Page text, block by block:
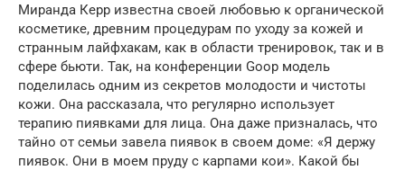
Миранда Керр известна своей любовью к органической
косметике, древним процедурам по уходу за кожей и
странным лайфхакам, как в области тренировок, так и в
сфере бьюти. Так, на конференции Goop модель
поделилась одним из секретов молодости и чистоты
кожи. Она рассказала, что регулярно использует
терапию пиявками для лица. Она даже призналась, что
тайно от семьи завела пиявок в своем доме: «Я держу
пиявок. Они в моем пруду с карпами кои». Какой бы